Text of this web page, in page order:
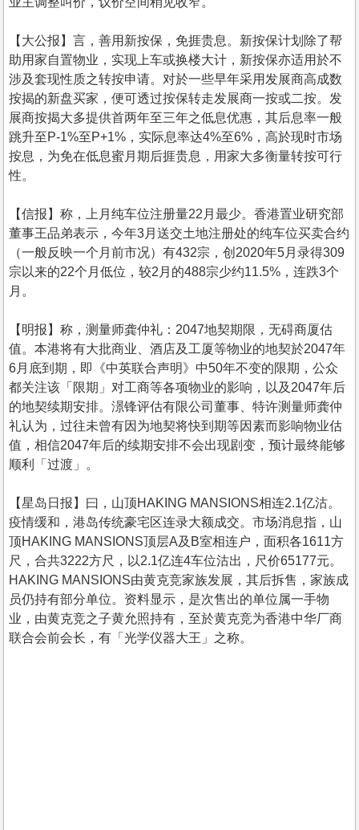
【大公报】言， 善用新按保，免捱贵息。新按保计划除了帮
助用家自置物业，实现上车或换楼大计，新按保亦适用於不
涉及套现性质之转按申请。对於一些早年采用发展商高成数
按揭的新盘买家，便可透过按保转走发展商一按或二按。发
展商按揭大多提供首两年至三年之低息优惠，其后息率一般
跳升至P-1%至P+1%，实际息率达4%至6%，高於现时市场
按息，为免在低息蜜月期后捱贵息，用家大多衡量转按可行
性。
【信报】称，上月纯车位注册量22月最少。香港置业研究部
董事王品弟表示，今年3月送交土地注册处的纯车位买卖合约
（一般反映一个月前市况）有432宗，创2020年5月录得309
宗以来的22个月低位，较2月的488宗少约11.5%，连跌3个
月。
【明报】称，测量师龚仲礼：2047地契期限，无碍商厦估
值。本港将有大批商业、酒店及工厦等物业的地契於2047年
6月底到期，即《中英联合声明》中50年不变的限期，公众
都关注该「限期」对工商等各项物业的影响，以及2047年后
的地契续期安排。澋锋评估有限公司董事、特许测量师龚仲
礼认为，过往未曾有因为地契将快到期等因素而影响物业估
值，相信2047年后的续期安排不会出现剧变，预计最终能够
顺利「过渡」。
【星岛日报】曰，山顶HAKING MANSIONS相连2.1亿沽。
疫情缓和，港岛传统豪宅区连录大额成交。市场消息指，山
顶HAKING MANSIONS顶层A及B室相连户，面积各1611方
尺，合共3222方尺，以2.1亿连4车位沽出，尺价65177元。
HAKING MANSIONS由黄克竞家族发展，其后拆售，家族成
员仍持有部分单位。资料显示，是次售出的单位属一手物
业，由黄克竞之子黄允照持有，至於黄克竞为香港中华厂商
联合会前会长，有「光学仪器大王」之称。